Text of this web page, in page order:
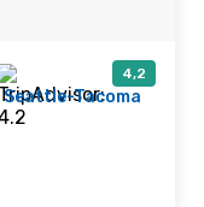
4,2
Seattle-Tacoma